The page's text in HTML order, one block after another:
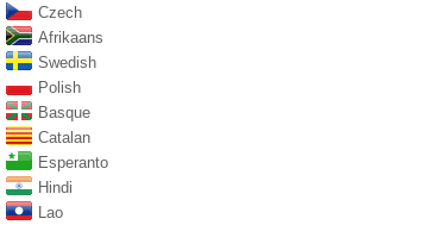
Czech
Afrikaans
Swedish
Polish
Basque
Catalan
Esperanto
Hindi
Lao